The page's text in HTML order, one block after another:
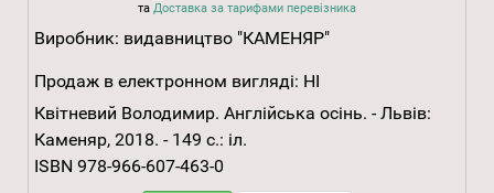
та Доставка за тарифами перевізника
Виробник: видавництво "КАМЕНЯР"
Продаж в електронном вигляді: НІ
Квітневий Володимир. Англійська осінь. - Львів:
Каменяр, 2018. - 149 с.: іл.
ISBN 978-966-607-463-0